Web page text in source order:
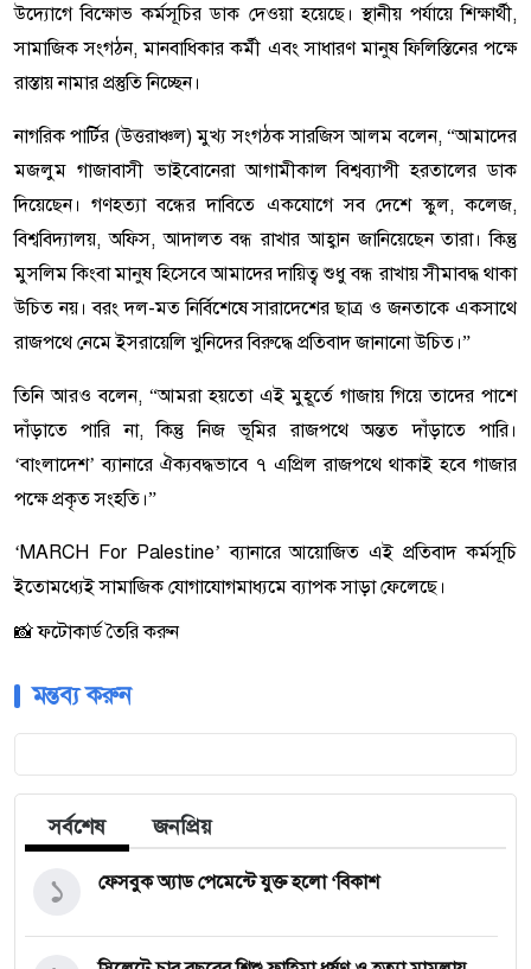
উদ্যোগে বিক্ষোভ কর্মসূচির ডাক দেওয়া হয়েছে। স্থানীয় পর্যায়ে শিক্ষার্থী,
সামাজিক সংগঠন, মানবাধিকার কর্মী এবং সাধারণ মানুষ ফিলিস্তিনের পক্ষে
রাস্তায় নামার প্রস্তুতি নিচ্ছেন।
নাগরিক পার্টির (উত্তরাঞ্চল) মুখ্য সংগঠক সারজিস আলম বলেন, “আমাদের
মজলুম গাজাবাসী ভাইবোনেরা আগামীকাল বিশ্বব্যাপী হরতালের ডাক
দিয়েছেন। গণহত্যা বন্ধের দাবিতে একযোগে সব দেশে স্কুল, কলেজ,
বিশ্ববিদ্যালয়, অফিস, আদালত বন্ধ রাখার আহ্বান জানিয়েছেন তারা। কিন্তু
মুসলিম কিংবা মানুষ হিসেবে আমাদের দায়িত্ব শুধু বন্ধ রাখায় সীমাবদ্ধ থাকা
উচিত নয়। বরং দল-মত নির্বিশেষে সারাদেশের ছাত্র ও জনতাকে একসাথে
রাজপথে নেমে ইসরায়েলি খুনিদের বিরুদ্ধে প্রতিবাদ জানানো উচিত।”
তিনি আরও বলেন, “আমরা হয়তো এই মুহূর্তে গাজায় গিয়ে তাদের পাশে
দাঁড়াতে পারি না, কিন্তু নিজ ভূমির রাজপথে অন্তত দাঁড়াতে পারি।
‘বাংলাদেশ’ ব্যানারে ঐক্যবদ্ধভাবে ৭ এপ্রিল রাজপথে থাকাই হবে গাজার
পক্ষে প্রকৃত সংহতি।”
‘MARCH For Palestine’ ব্যানারে আয়োজিত এই প্রতিবাদ কর্মসূচি
ইতোমধ্যেই সামাজিক যোগাযোগমাধ্যমে ব্যাপক সাড়া ফেলেছে।
📸 ফটোকার্ড তৈরি করুন
মন্তব্য করুন
সর্বশেষ জনপ্রিয়
ফেসবুক অ্যাড পেমেন্টে যুক্ত হলো ‘বিকাশ
১